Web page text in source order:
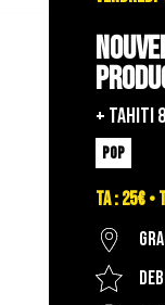
+ TAHITI
POP
TA : 25€ •